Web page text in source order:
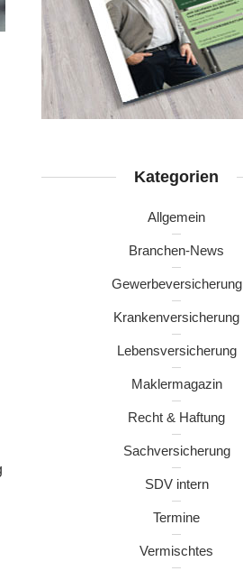
Kategorien
Allgemein
Branchen-News
Gewerbeversicherung
Krankenversicherung
Lebensversicherung
Maklermagazin
Recht & Haftung
Sachversicherung
SDV intern
Termine
Vermischtes